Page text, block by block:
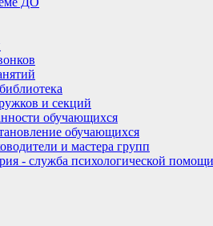
и секций
обучающихся
обучающихся
и мастера групп
- служба психологической помощи